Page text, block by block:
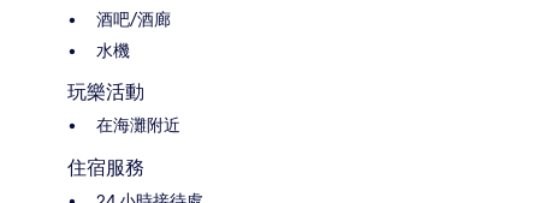
酒吧/酒廊
水機
玩樂活動
在海灘附近
住宿服務